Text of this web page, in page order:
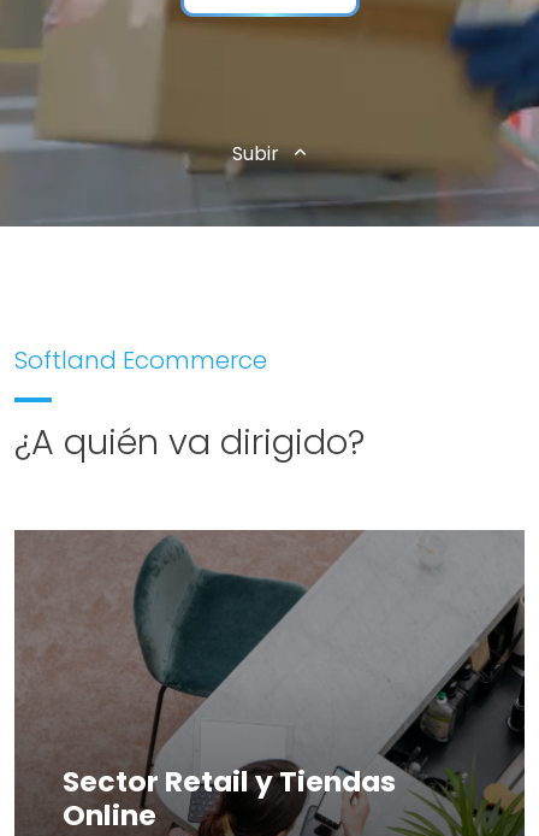
Subir
Softland Ecommerce
¿A quién va dirigido?
Sector Retail y Tiendas
Online